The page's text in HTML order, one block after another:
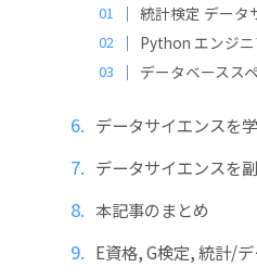
統計検定 データ
Python エンジ
データベースス
データサイエンスを
データサイエンスを
本記事のまとめ
E資格, G検定, 統計/